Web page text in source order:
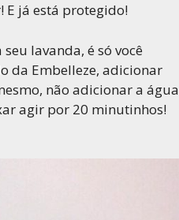
E já está protegido!
seu lavanda, é só você
da Embelleze, adicionar
não adicionar a água
agir por 20 minutinhos!